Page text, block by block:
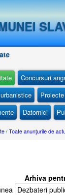
Concursuri
Proiecte
Datornici
/Toate anunţurile de
Arhiva